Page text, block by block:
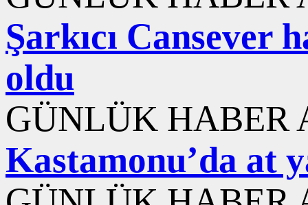
Şarkıcı Cansever
oldu
GÜNLÜK HABER
Kastamonu’da at